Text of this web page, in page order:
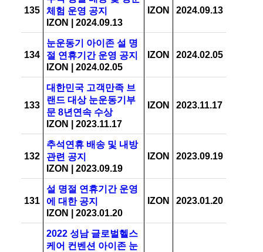
135
체험 운영 공지
IZON
2024.09.13
IZON 2024.09.13
134
눈운동기 아이존 설 명
절 연휴기간 운영 공지
IZON
2024.02.05
IZON 2024.02.05
133
대한민국 고객만족 브
랜드 대상 눈운동기부
문 8년연속 수상
IZON
2023.11.17
IZON 2023.11.17
132
추석연휴 배송 및 내방
관련 공지
IZON
2023.09.19
IZON 2023.09.19
131
설 명절 연휴기간 운영
에 대한 공지
IZON
2023.01.20
IZON 2023.01.20
2022 성남 글로벌헬스
케어 컨벤션 아이존 눈